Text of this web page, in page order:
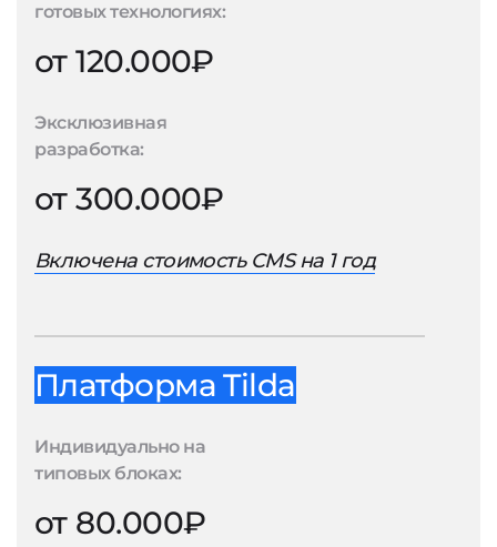
готовых технологиях:
от 120.000₽
Эксклюзивная
разработка:
от 300.000₽
Включена стоимость CMS на 1 год
Платформа Tilda
Индивидуально на
типовых блоках:
от 80.000₽